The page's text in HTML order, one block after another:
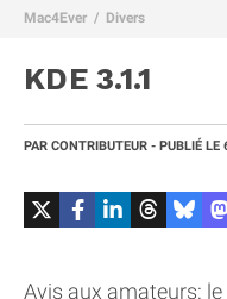
Comparatif iPhone
Mac4Ever Divers
KDE 3.1.1
PAR CONTRIBUTEUR - PUBLIÉ LE
Avis aux amateurs: